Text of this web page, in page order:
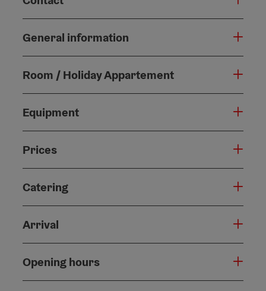
General information
Room / Holiday Appartement
Equipment
Prices
Catering
Arrival
Opening hours